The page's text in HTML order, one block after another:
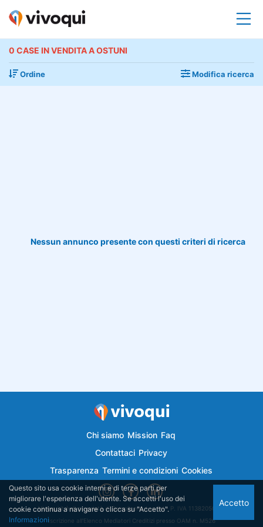
0 CASE IN VENDITA A OSTUNI
Ordine Modifica ricerca
Nessun annunco presente con questi criteri di ricerca
Chi siamo Mission Faq
Contattaci Privacy
Trasparenza Termini e condizioni Cookies
Vivoqui.it è di proprietà di Semplicemutuo Srl - P. IVA 11382050018
Iscrizione all'Elenco Mediatori Creditizi presso OAM n. M526
Questo sito usa cookie interni e di terze parti per
migliorare l'esperienza dell'utente. Se accetti l'uso dei
cookie continua a navigare o clicca su "Accetto".
Informazioni
Accetto